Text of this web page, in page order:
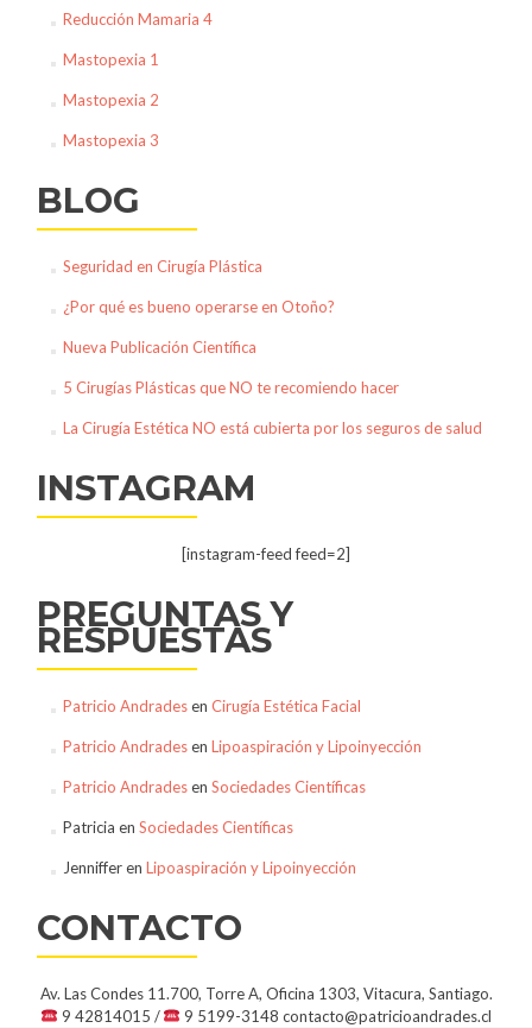
Reducción Mamaria 4
Mastopexia 1
Mastopexia 2
Mastopexia 3
BLOG
Seguridad en Cirugía Plástica
¿Por qué es bueno operarse en Otoño?
Nueva Publicación Científica
5 Cirugías Plásticas que NO te recomiendo hacer
La Cirugía Estética NO está cubierta por los seguros de salud
INSTAGRAM
[instagram-feed feed=2]
PREGUNTAS Y
RESPUESTAS
Patricio Andradesen Cirugía Estética Facial
Patricio Andradesen Lipoaspiración y Lipoinyección
Patricio Andradesen Sociedades Científicas
Patricia en Sociedades Científicas
Jennifferen Lipoaspiración y Lipoinyección
CONTACTO
Av. Las Condes 11.700, Torre A, Oficina 1303, Vitacura, Santiago.
9 42814015 /
9 5199-3148contacto@patricioandrades.cl